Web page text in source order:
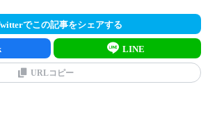
でこの記事をシェアする
LINE
URLコピー